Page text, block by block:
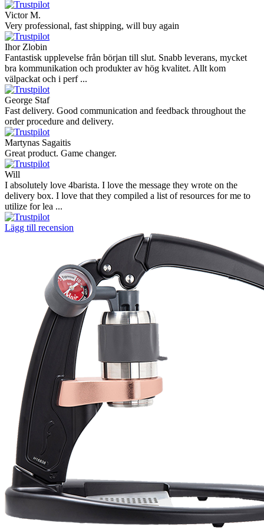
Victor M.
Very professional, fast shipping, will buy again
Ihor Zlobin
Fantastisk upplevelse från början till slut. Snabb leverans, mycket
bra kommunikation och produkter av hög kvalitet. Allt kom
välpackat och i perf ...
George Staf
Fast delivery. Good communication and feedback throughout the
order procedure and delivery.
Martynas Sagaitis
Great product. Game changer.
Will
I absolutely love 4barista. I love the message they wrote on the
delivery box. I love that they compiled a list of resources for me to
utilize for lea ...
Lägg till recension